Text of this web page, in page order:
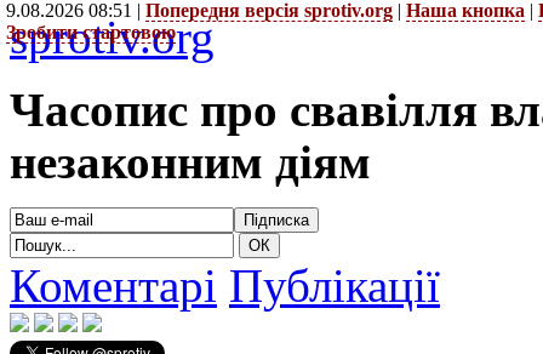
9.08.2026 08:51 | Попередня версія sprotiv.org | Наша кнопка |
Зробити стартовою
sprotiv.org
Часопис про свавілля
незаконним діям
Коментарі Публікації